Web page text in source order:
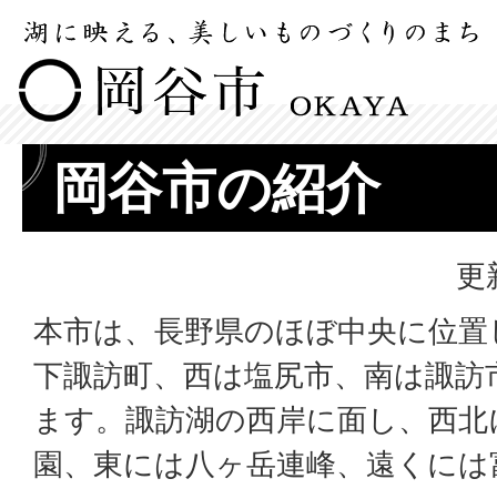
岡谷市の紹介
更
本市は、長野県のほぼ中央に位
下諏訪町、西は塩尻市、南は諏
ます。諏訪湖の西岸に面し、西
園、東には八ヶ岳連峰、遠くに